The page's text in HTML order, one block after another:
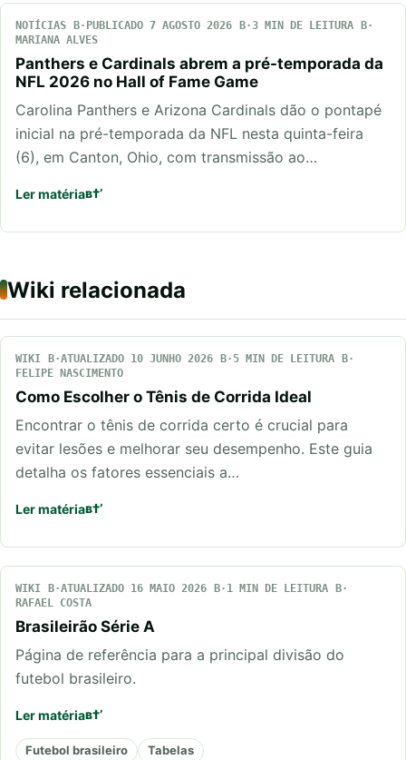
NOTÍCIAS PUBLICADO 7 AGOSTO 2026
3 MIN DE LEITURA
MARIANA ALVES
Panthers e Cardinals abrem a pré-temporada da
NFL 2026 no Hall of Fame Game
Carolina Panthers e Arizona Cardinals dão o pontapé
inicial na pré-temporada da NFL nesta quinta-feira
(6), em Canton, Ohio, com transmissão ao…
Ler matéria
Wiki relacionada
WIKI ATUALIZADO 10 JUNHO 2026
5 MIN DE LEITURA
FELIPE NASCIMENTO
Como Escolher o Tênis de Corrida Ideal
Encontrar o tênis de corrida certo é crucial para
evitar lesões e melhorar seu desempenho. Este guia
detalha os fatores essenciais a…
Ler matéria
WIKI ATUALIZADO 16 MAIO 2026
1 MIN DE LEITURA
RAFAEL COSTA
Brasileirão Série A
Página de referência para a principal divisão do
futebol brasileiro.
Ler matéria
Futebol brasileiro Tabelas